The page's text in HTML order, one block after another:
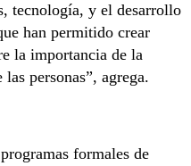
tecnología, y el desarrollo
han permitido crear
la importancia de la
las personas”, agrega.
formales de